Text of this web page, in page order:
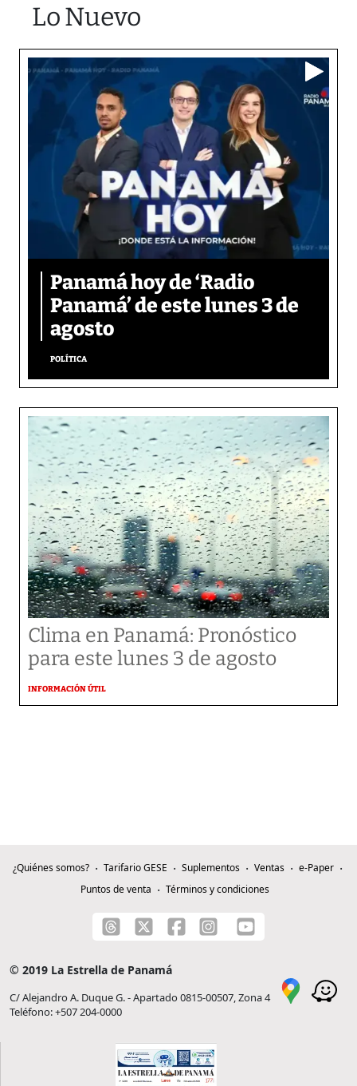
Lo Nuevo
Panamá hoy de ‘Radio
Panamá’ de este lunes 3 de
agosto
POLÍTICA
Clima en Panamá: Pronóstico
para este lunes 3 de agosto
INFORMACIÓN ÚTIL
¿Quiénes somos? Tarifario GESE Suplementos Ventas
e-Paper
Puntos de venta
Términos y condiciones
© 2019 La Estrella de Panamá
C/ Alejandro A. Duque G. - Apartado 0815-00507, Zona 4
Teléfono: +507 204-0000